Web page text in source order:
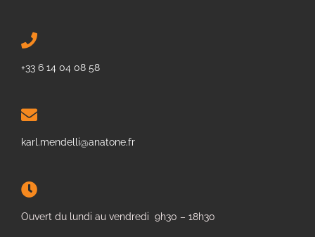
+33 6 14 04 08 58
karl.mendelli@anatone.fr
Ouvert du lundi au vendredi 9h30 – 18h30